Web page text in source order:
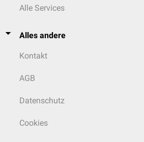
Alle Services
Alles andere
Kontakt
AGB
Datenschutz
Cookies